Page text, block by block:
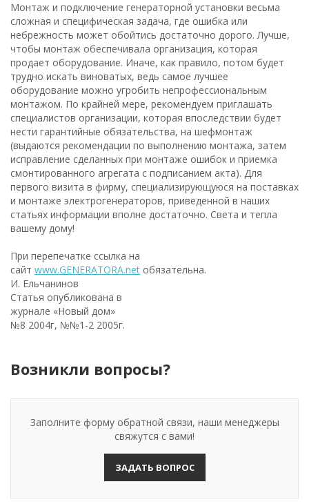
Монтаж и подключение генераторной установки весьма
сложная и специфическая задача, где ошибка или
небрежность может обойтись достаточно дорого. Лучше,
чтобы монтаж обеспечивала организация, которая
продает оборудование. Иначе, как правило, потом будет
трудно искать виноватых, ведь самое лучшее
оборудование можно угробить непрофессиональным
монтажом. По крайней мере, рекомендуем приглашать
специалистов организации, которая впоследствии будет
нести гарантийные обязательства, на шефмонтаж
(выдаются рекомендации по выполнению монтажа, затем
исправление сделанных при монтаже ошибок и приемка
смонтированного агрегата с подписанием акта). Для
первого визита в фирму, специализирующуюся на поставках
и монтаже электрогенераторов, приведенной в наших
статьях информации вполне достаточно. Света и тепла
вашему дому!
При перепечатке ссылка на
сайт www.GENERATORA.net обязательна.
И. Ельчанинов
Статья опубликована в
журнале «Новый дом»
№8 2004г, №№1-2 2005г.
Возникли вопросы?
Заполните форму обратной связи, наши менеджеры
свяжутся с вами!
ЗАДАТЬ ВОПРОС